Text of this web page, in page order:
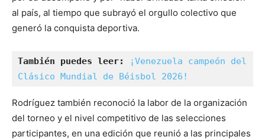
al país, al tiempo que subrayó el orgullo colectivo que
generó la conquista deportiva.
También puedes leer:
¡Venezuela campeón del
Clásico Mundial de Béisbol 2026!
Rodríguez también reconoció la labor de la organización
del torneo y el nivel competitivo de las selecciones
participantes, en una edición que reunió a las principales